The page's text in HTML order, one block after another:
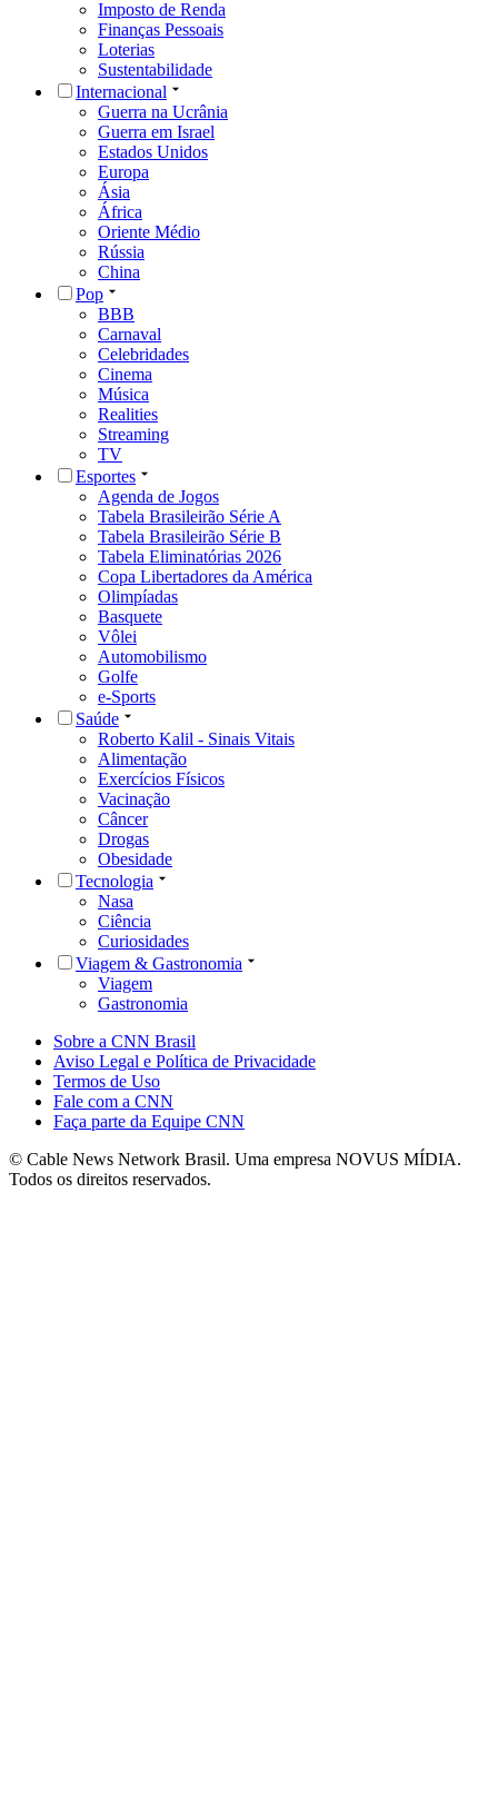
Imposto de Renda
Finanças Pessoais
Loterias
Sustentabilidade
Internacional
Guerra na Ucrânia
Guerra em Israel
Estados Unidos
Europa
Ásia
África
Oriente Médio
Rússia
China
Pop
BBB
Carnaval
Celebridades
Cinema
Música
Realities
Streaming
TV
Esportes
Agenda de Jogos
Tabela Brasileirão Série A
Tabela Brasileirão Série B
Tabela Eliminatórias 2026
Copa Libertadores da América
Olimpíadas
Basquete
Vôlei
Automobilismo
Golfe
e-Sports
Saúde
Roberto Kalil - Sinais Vitais
Alimentação
Exercícios Físicos
Vacinação
Câncer
Drogas
Obesidade
Tecnologia
Nasa
Ciência
Curiosidades
Viagem & Gastronomia
Viagem
Gastronomia
Sobre a CNN Brasil
Aviso Legal e Política de Privacidade
Termos de Uso
Fale com a CNN
Faça parte da Equipe CNN
© Cable News Network Brasil. Uma empresa NOVUS MÍDIA.
Todos os direitos reservados.